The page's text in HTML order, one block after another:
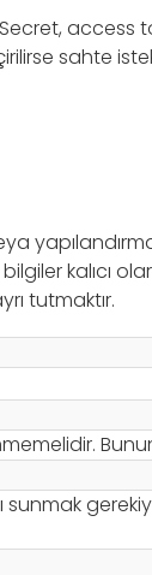
access
sahte
kalıcı
tutmaktır.
sunmak